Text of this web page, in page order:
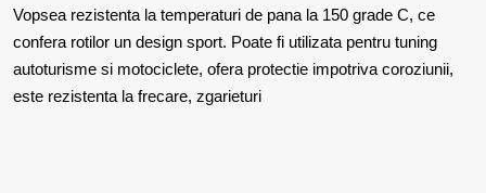
Vopsea rezistenta la temperaturi de pana la 150 grade C, ce
confera rotilor un design sport. Poate fi utilizata pentru tuning
autoturisme si motociclete, ofera protectie impotriva coroziunii,
este rezistenta la frecare, zgarieturi